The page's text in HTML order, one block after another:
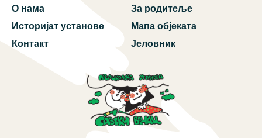
О нама
Историјат установе
Контакт
За родитеље
Мапа објеката
Јеловник